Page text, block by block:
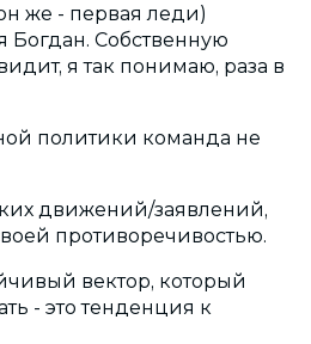
же - первая леди)
Богдан. Собственную
я так понимаю, раза в
политики команда не
движений/заявлений,
противоречивостью.
вектор, который
- это тенденция к